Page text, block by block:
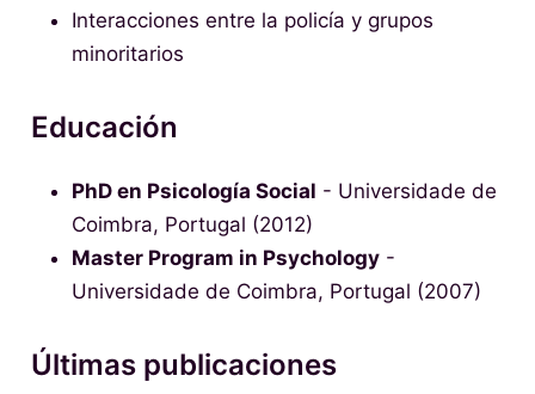
Interacciones entre la policía y grupos
minoritarios
Educación
PhD en Psicología Social - Universidade de
Coimbra, Portugal (2012)
Master Program in Psychology-
Universidade de Coimbra, Portugal (2007)
Últimas publicaciones